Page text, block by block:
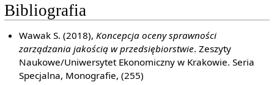
Bibliografia
Wawak S. (2018),Koncepcja oceny sprawności
zarządzania jakością w przedsiębiorstwie. Zeszyty
Naukowe/Uniwersytet Ekonomiczny w Krakowie. Seria
Specjalna, Monografie, (255)